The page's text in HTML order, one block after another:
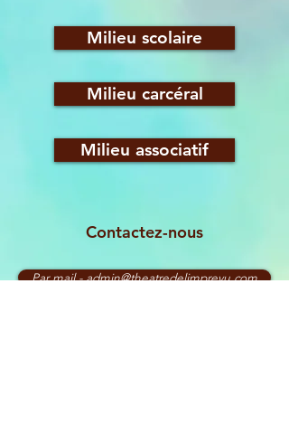
Milieu scolaire
Milieu carcéral
Milieu associatif
Contactez-nous
Par mail - admin@theatredelimprevu.com